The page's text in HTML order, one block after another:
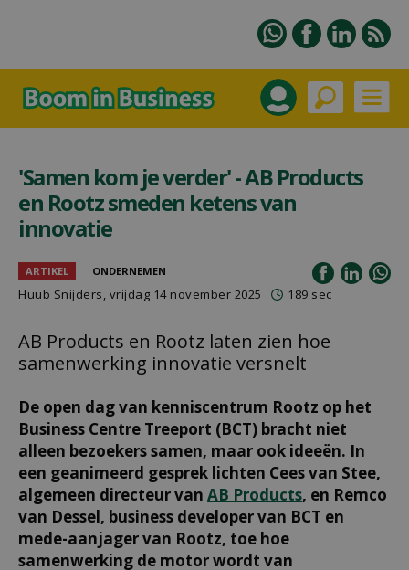
'Samen kom je verder' - AB Products
en Rootz smeden ketens van
innovatie
ARTIKEL ONDERNEMEN
Huub Snijders, vrijdag 14 november 2025 189 sec
AB Products en Rootz laten zien hoe
samenwerking innovatie versnelt
De open dag van kenniscentrum Rootz op het
Business Centre Treeport (BCT) bracht niet
alleen bezoekers samen, maar ook ideeën. In
een geanimeerd gesprek lichten Cees van Stee,
algemeen directeur van AB Products, en Remco
van Dessel, business developer van BCT en
mede-aanjager van Rootz, toe hoe
samenwerking de motor wordt van